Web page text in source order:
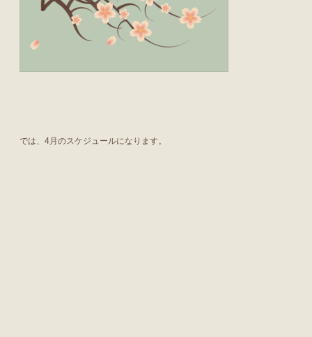
では、4月のスケジュールになります。